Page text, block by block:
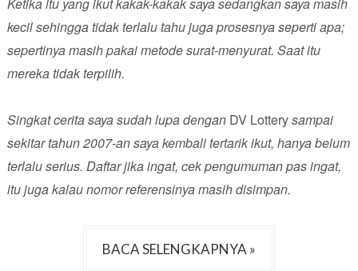
kecil sehingga tidak terlalu tahu juga prosesnya seperti apa;
sepertinya masih pakai metode surat-menyurat. Saat itu
mereka tidak terpilih.
Singkat cerita saya sudah lupa dengan DV Lotterysampai
sekitar tahun 2007-an saya kembali tertarik ikut, hanya belum
terlalu serius. Daftar jika ingat, cek pengumuman pas ingat,
itu juga kalau nomor referensinya masih disimpan.
BACA SELENGKAPNYA »